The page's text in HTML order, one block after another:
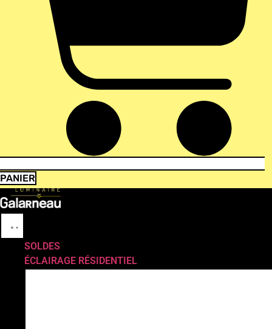
PANIER
SOLDES
ÉCLAIRAGE RÉSIDENTIEL